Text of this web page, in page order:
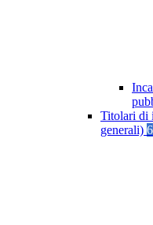
Titolari di
generali) 6